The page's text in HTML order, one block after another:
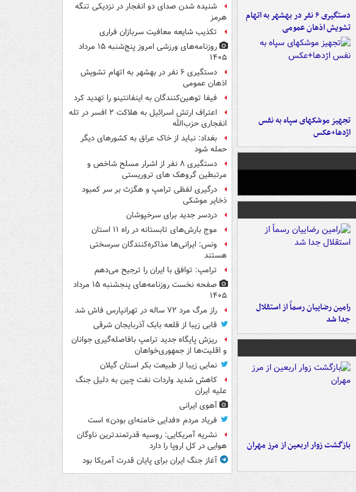
دستگیری ۶ نفر در بهشهر به اتهام
تشویش اذهان عمومی
تجهیز موشکهای سپاه به نفس
اژدها+عکس
رامین رضاییان رسماً از استقلال
جدا شد
بازگشت زوار اربعین از مرز مهران
شنیده شدن صدای دو انفجار در نزدیکی تنگه
هرمز
تکذیب شایعه معافیت سربازان فراری
روزنامه‌های ورزشی امروز پنج‌شنبه ۱۵ مرداد
۱۴۰۵
دستگیری ۶ نفر در بهشهر به اتهام تشویش
اذهان عمومی
فیفا توهین‌کنندگان به اینفانتینو را تهدید کرد
اعتراف ارتش اسرائیل به هلاکت ۲ افسر در تله
انفجاری حزب‌الله
بغداد: نباید از خاک عراق به کشورهای دیگر
حمله شود
دستگیری ۸ نفر از اشرار مسلح شاخص و
مرتبطین گروهک های تروریستی
درگیری لفظی ترامپ و هگزث بر سر کمبود
ذخایر موشکی
دردسر جدید برای سرخپوشان
موج بارش‌های تابستانه در راه ۱۱ استان
ونس: ایرانی‌ها مذاکره‌کنندگان سرسختی
هستند
ترامپ: توافق با ایران را ترجیح می‌دهم
صفحه نخست روزنامه‌های پنجشنبه ۱۵ مرداد
۱۴۰۵
راز مرگ مرد ۷۲ ساله در تهرانپارس فاش شد
قابی زیبا از قلعه بابک آذربایجان شرقی
ریزش پایگاه جدید ترامپ بافاصله‌گیری جوانان
و اقلیت‌ها از جمهوری‌خواهان
نمایی زیبا از طبیعت بکر استان گیلان
کاهش شدید واردات نفت چین به دلیل جنگ
علیه ایران
آهوی ایرانی
فریاد مردم «فدایی خامنه‌ای بودن» است
نشریه آمریکایی: روسیه قدرتمندترین ناوگان
هوایی در کل اروپا را دارد
آغاز جنگ ایران برای پایان قدرت آمریکا بود